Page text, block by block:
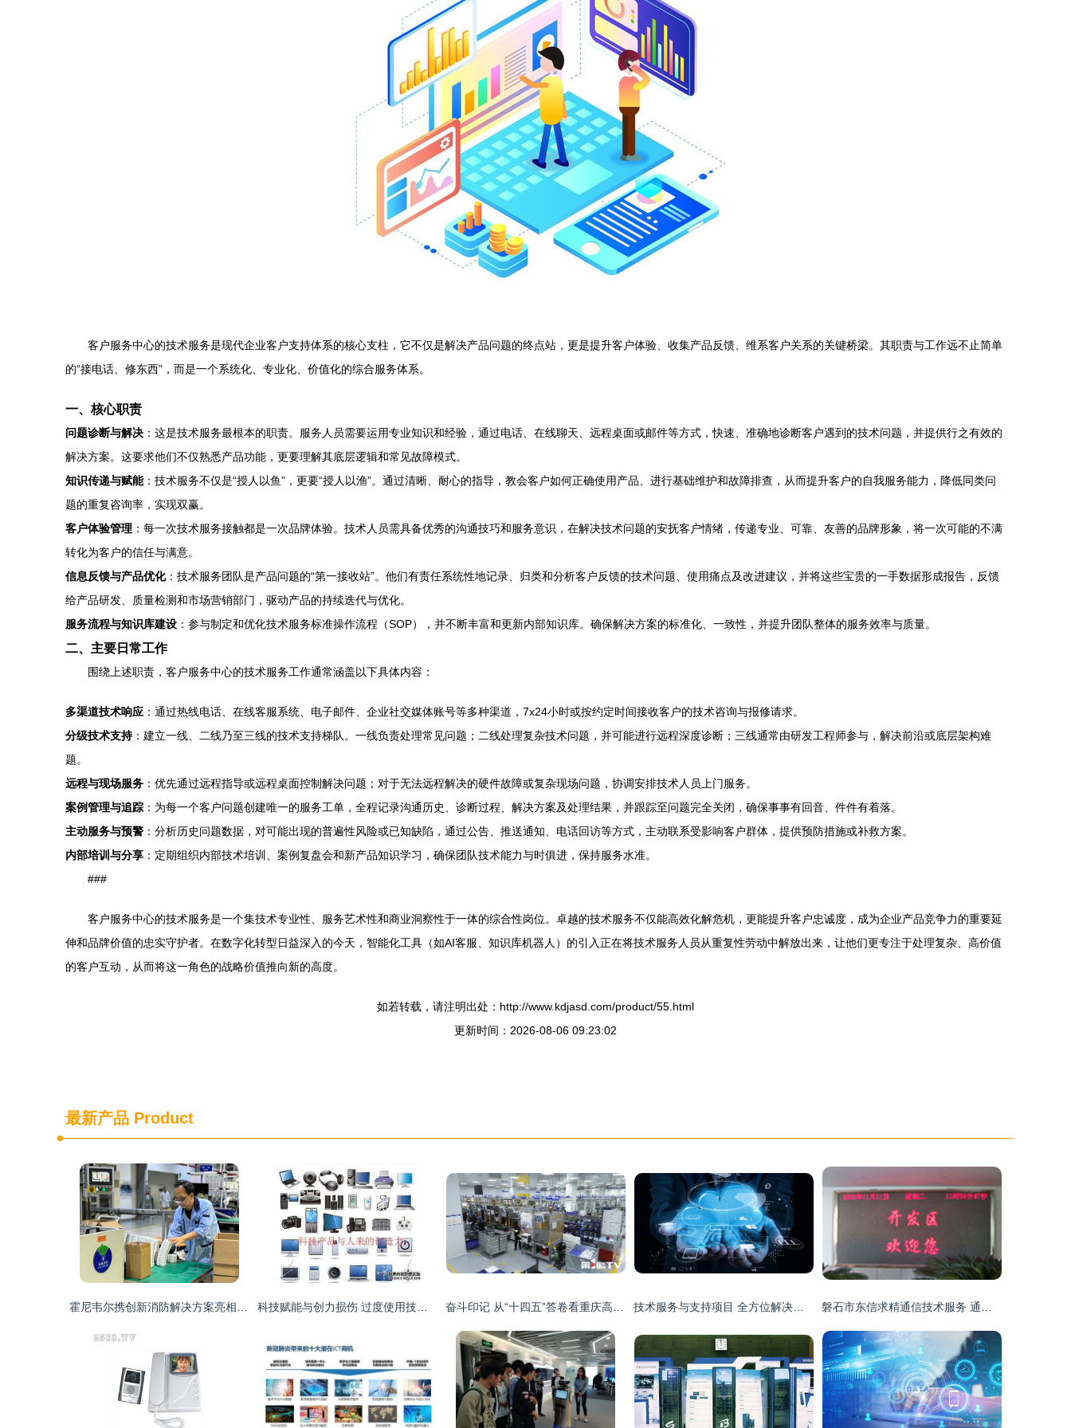
客户服务中心的技术服务是现代企业客户支持体系的核心支柱，它不仅是解决产品问题的终点站，更是提升客户体验、收集产品反馈、维系客户关系的关键桥梁。其职责与工作远不止简单
的“接电话、修东西”，而是一个系统化、专业化、价值化的综合服务体系。
一、核心职责
问题诊断与解决 ：这是技术服务最根本的职责。服务人员需要运用专业知识和经验，通过电话、在线聊天、远程桌面或邮件等方式，快速、准确地诊断客户遇到的技术问题，并提供行之有效的
解决方案。这要求他们不仅熟悉产品功能，更要理解其底层逻辑和常见故障模式。
知识传递与赋能：技术服务不仅是“授人以鱼”，更要“授人以渔”。通过清晰、耐心的指导，教会客户如何正确使用产品、进行基础维护和故障排查，从而提升客户的自我服务能力，降低同类问
题的重复咨询率，实现双赢。
客户体验管理 ：每一次技术服务接触都是一次品牌体验。技术人员需具备优秀的沟通技巧和服务意识，在解决技术问题的安抚客户情绪，传递专业、可靠、友善的品牌形象，将一次可能的不满
转化为客户的信任与满意。
信息反馈与产品优化：技术服务团队是产品问题的“第一接收站”。他们有责任系统性地记录、归类和分析客户反馈的技术问题、使用痛点及改进建议，并将这些宝贵的一手数据形成报告，反馈
给产品研发、质量检测和市场营销部门，驱动产品的持续迭代与优化。
服务流程与知识库建设 ：参与制定和优化技术服务标准操作流程（SOP），并不断丰富和更新内部知识库。确保解决方案的标准化、一致性，并提升团队整体的服务效率与质量。
二、主要日常工作
围绕上述职责，客户服务中心的技术服务工作通常涵盖以下具体内容：
多渠道技术响应 ：通过热线电话、在线客服系统、电子邮件、企业社交媒体账号等多种渠道，7x24小时或按约定时间接收客户的技术咨询与报修请求。
分级技术支持：建立一线、二线乃至三线的技术支持梯队。一线负责处理常见问题；二线处理复杂技术问题，并可能进行远程深度诊断；三线通常由研发工程师参与，解决前沿或底层架构难
题。
远程与现场服务 ：优先通过远程指导或远程桌面控制解决问题；对于无法远程解决的硬件故障或复杂现场问题，协调安排技术人员上门服务。
案例管理与追踪 ：为每一个客户问题创建唯一的服务工单，全程记录沟通历史、诊断过程、解决方案及处理结果，并跟踪至问题完全关闭，确保事事有回音、件件有着落。
主动服务与预警 ：分析历史问题数据，对可能出现的普遍性风险或已知缺陷，通过公告、推送通知、电话回访等方式，主动联系受影响客户群体，提供预防措施或补救方案。
内部培训与分享 ：定期组织内部技术培训、案例复盘会和新产品知识学习，确保团队技术能力与时俱进，保持服务水准。
###
客户服务中心的技术服务是一个集技术专业性、服务艺术性和商业洞察性于一体的综合性岗位。卓越的技术服务不仅能高效化解危机，更能提升客户忠诚度，成为企业产品竞争力的重要延
伸和品牌价值的忠实守护者。在数字化转型日益深入的今天，智能化工具（如AI客服、知识库机器人）的引入正在将技术服务人员从重复性劳动中解放出来，让他们更专注于处理复杂、高价值
的客户互动，从而将这一角色的战略价值推向新的高度。
如若转载，请注明出处：http://www.kdjasd.com/product/55.html
更新时间：2026-08-06 09:23:02
最新产品 Product